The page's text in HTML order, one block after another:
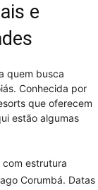
e
quem busca
Conhecida por
que oferecem
estão algumas
estrutura
Corumbá. Datas